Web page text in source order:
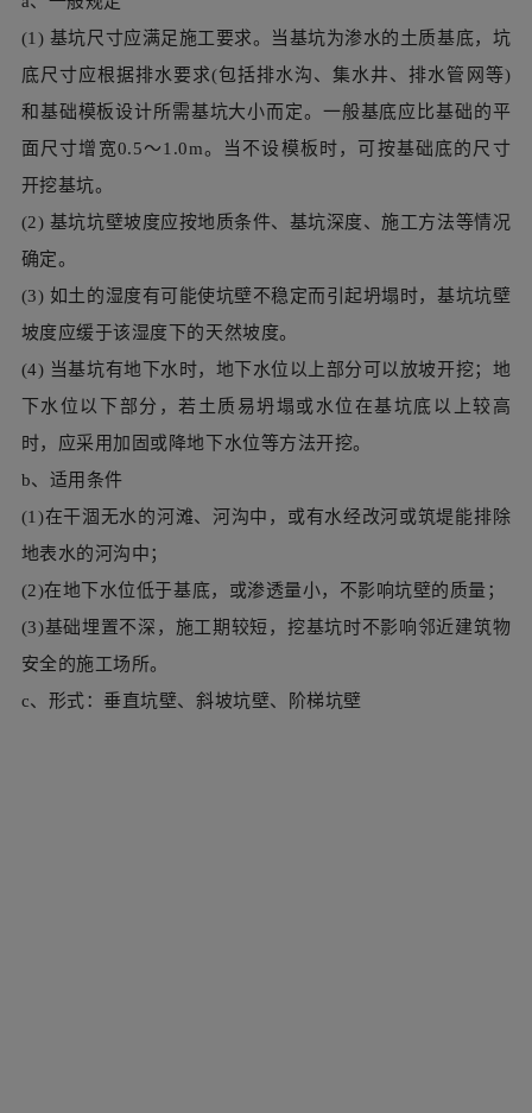
(2) 基坑坑壁坡度应按地质条件、基坑深度、施工方法等情况
确定。
(3) 如土的湿度有可能使坑壁不稳定而引起坍塌时，基坑坑壁
坡度应缓于该湿度下的天然坡度。
(4) 当基坑有地下水时，地下水位以上部分可以放坡开挖；地
下水位以下部分，若土质易坍塌或水位在基坑底以上较高
时，应采用加固或降地下水位等方法开挖。
b、适用条件
(1)在干涸无水的河滩、河沟中，或有水经改河或筑堤能排除
地表水的河沟中；
(2)在地下水位低于基底，或渗透量小，不影响坑壁的质量；
(3)基础埋置不深，施工期较短，挖基坑时不影响邻近建筑物
安全的施工场所。
c、形式：垂直坑壁、斜坡坑壁、阶梯坑壁